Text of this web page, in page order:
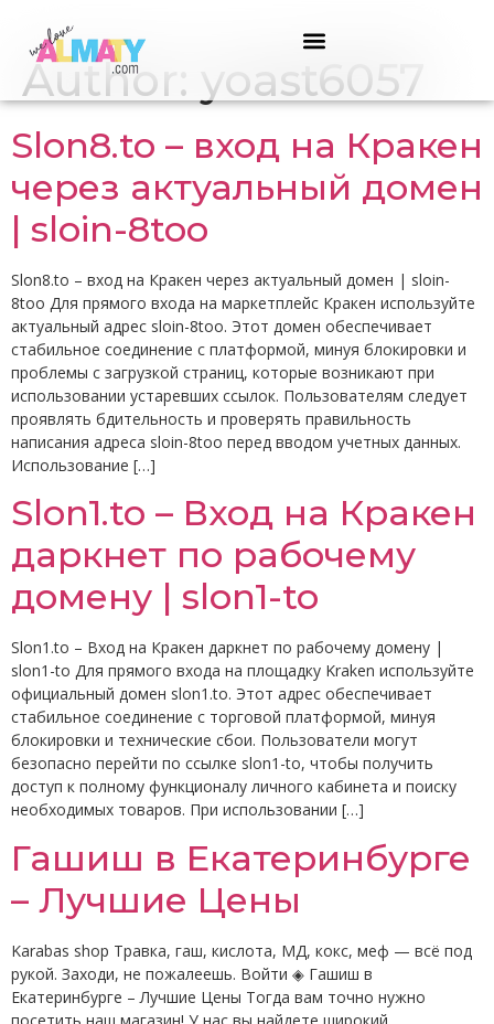
Author: yoast6057
Slon8.to – вход на Кракен
через актуальный домен
| sloin-8too
Slon8.to – вход на Кракен через актуальный домен | sloin-
8too Для прямого входа на маркетплейс Кракен используйте
актуальный адрес sloin-8too. Этот домен обеспечивает
стабильное соединение с платформой, минуя блокировки и
проблемы с загрузкой страниц, которые возникают при
использовании устаревших ссылок. Пользователям следует
проявлять бдительность и проверять правильность
написания адреса sloin-8too перед вводом учетных данных.
Использование […]
Slon1.to – Вход на Кракен
даркнет по рабочему
домену | slon1-to
Slon1.to – Вход на Кракен даркнет по рабочему домену |
slon1-to Для прямого входа на площадку Kraken используйте
официальный домен slon1.to. Этот адрес обеспечивает
стабильное соединение с торговой платформой, минуя
блокировки и технические сбои. Пользователи могут
безопасно перейти по ссылке slon1-to, чтобы получить
доступ к полному функционалу личного кабинета и поиску
необходимых товаров. При использовании […]
Гашиш в Екатеринбурге
– Лучшие Цены
Karabas shop Травка, гаш, кислота, МД, кокс, меф — всё под
рукой. Заходи, не пожалеешь. Войти ◈ Гашиш в
Екатеринбурге – Лучшие Цены Тогда вам точно нужно
посетить наш магазин! У нас вы найдете широкий